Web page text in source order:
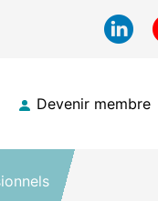
Devenir membre